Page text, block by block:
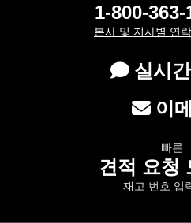
1-800-363-
본사 및 지사별 연
실시
이
빠른
견적 요청
재고 번호 입